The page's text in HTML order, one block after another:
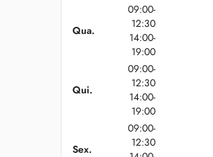
Qua.
09:00-
12:30
14:00-
19:00
Qui.
09:00-
12:30
14:00-
19:00
Sex.
09:00-
12:30